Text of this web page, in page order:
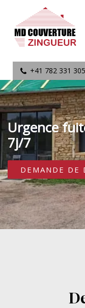
+41 782 331 305
Urgence
7j/7
DEMANDE DE